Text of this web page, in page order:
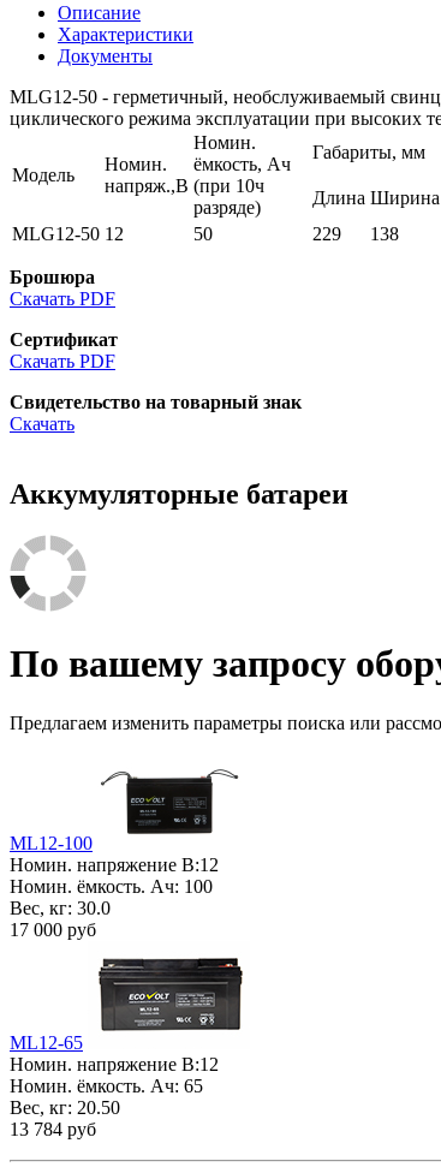
Описание
Характеристики
Документы
MLG12-50 - герметичный, необслуживаемый
циклического режима эксплуатации при высоких
Модель
Номин.
напряж.,В
Номин.
ёмкость, Ач
(при 10ч
разряде)
Габариты, мм
Длина Ширина
MLG12-50 12 50 229 138
Брошюра
Скачать PDF
Сертификат
Скачать PDF
Свидетельство на товарный знак
Скачать
Аккумуляторные батареи
По вашему запросу
Предлагаем изменить параметры поиска или
ML12-100
Номин. напряжение В:12
Номин. ёмкость. Ач: 100
Вес, кг: 30.0
17 000 руб
ML12-65
Номин. напряжение В:12
Номин. ёмкость. Ач: 65
Вес, кг: 20.50
13 784 руб